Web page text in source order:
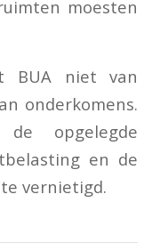
moesten
BUA niet van
onderkomens.
opgelegde
en de
vernietigd.